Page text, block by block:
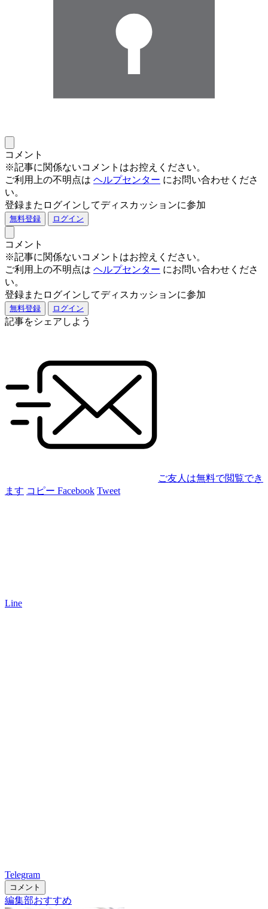
コメント
※記事に関係ないコメントはお控えください。
ご利用上の不明点は ヘルプセンター にお問い合わせくださ
い。
登録またログインしてディスカッションに参加
無料登録 ログイン
コメント
※記事に関係ないコメントはお控えください。
ご利用上の不明点は ヘルプセンター にお問い合わせくださ
い。
登録またログインしてディスカッションに参加
無料登録 ログイン
記事をシェアしよう
ご友人は無料で閲覧でき
ます コピー Facebook Tweet
Line
Telegram
コメント
編集部おすすめ